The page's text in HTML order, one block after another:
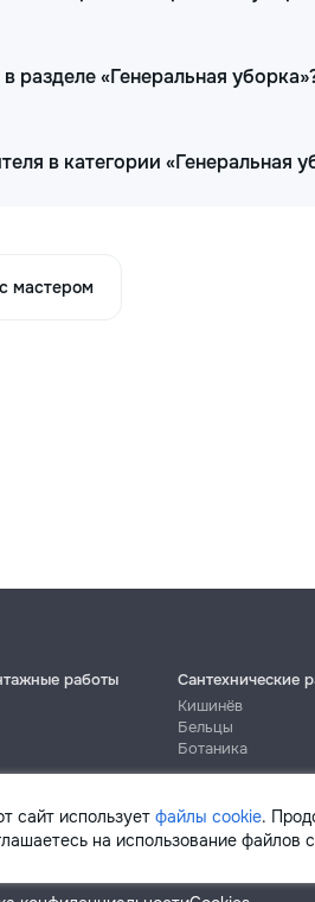
разделе «Генеральная
в категории «Генеральная
мастером
сайт использует файлы cookie.
на использование файлов
работы
Сантехнические
Кишинёв
Бельцы
Ботаника